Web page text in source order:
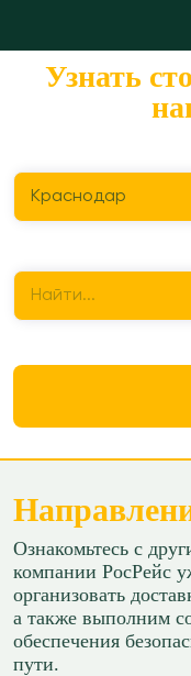
Узнать
Краснодар
Найти...
Ознакомьтесь с
компании РосРейс
организовать
а также выполним
обеспечения
пути.